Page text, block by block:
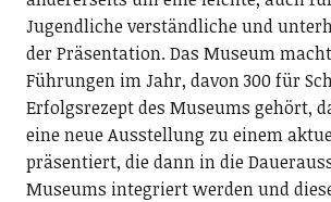
Jugendliche verständliche und
der Präsentation. Das Museum
Führungen im Jahr, davon 300 für
Erfolgsrezept des Museums gehört,
eine neue Ausstellung zu einem
präsentiert, die dann in die
Museums integriert werden und